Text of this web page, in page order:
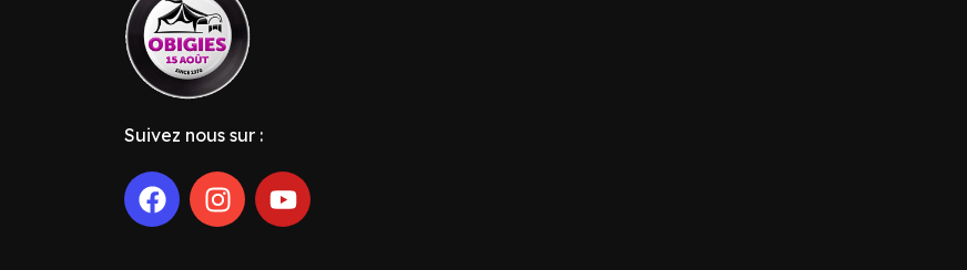
Suivez nous sur :